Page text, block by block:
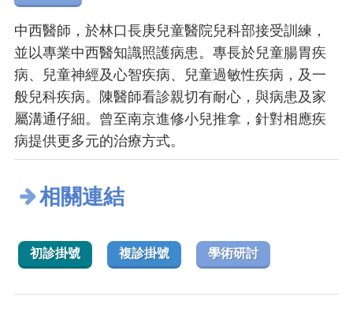
中西醫師，於林口長庚兒童醫院兒科部接受訓練，
並以專業中西醫知識照護病患。專長於兒童腸胃疾
病、兒童神經及心智疾病、兒童過敏性疾病，及一
般兒科疾病。陳醫師看診親切有耐心，與病患及家
屬溝通仔細。曾至南京進修小兒推拿，針對相應疾
病提供更多元的治療方式。
相關連結
初診掛號 複診掛號 學術研討